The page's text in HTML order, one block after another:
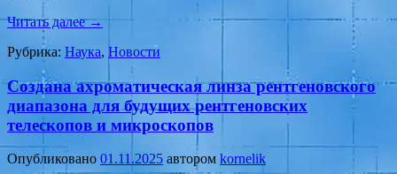
Читать далее→
Рубрика: Наука, Новости
Создана ахроматическая линза рентгеновского
диапазона для будущих рентгеновских
телескопов и микроскопов
Опубликовано 01.11.2025 автором kornelik